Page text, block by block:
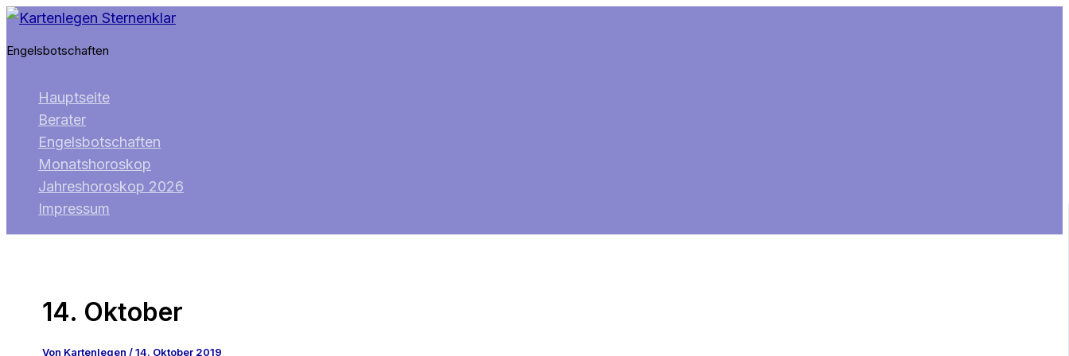
Zum
Engelsbotschaften
Hauptseite
Berater
Engelsbotschaften
Monatshoroskop
Jahreshoroskop 2026
Impressum
14. Oktober
Von Kartenlegen /14. Oktober 2019